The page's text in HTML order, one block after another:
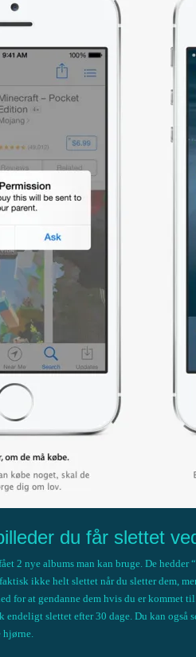
du får slettet
2 nye albums man kan bruge. De
ikke helt slettet når du sletter dem,
for at gendanne dem hvis du er kommet
endeligt slettet efter 30 dage. Du kan også